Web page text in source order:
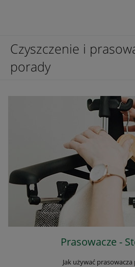
Czyszczenie i
porady
Prasowacze -
Jak używać